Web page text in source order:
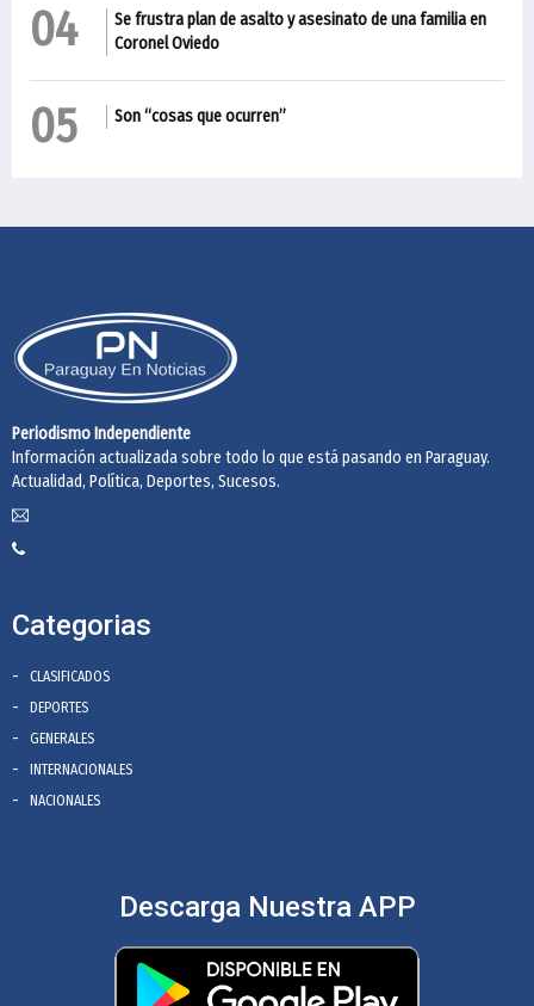
04
Se frustra plan de asalto y asesinato de una familia en
Coronel Oviedo
05 Son “cosas que ocurren”
Periodismo Independiente
Información actualizada sobre todo lo que está pasando en Paraguay.
Actualidad, Política, Deportes, Sucesos.
Categorias
CLASIFICADOS
DEPORTES
GENERALES
INTERNACIONALES
NACIONALES
Descarga Nuestra APP